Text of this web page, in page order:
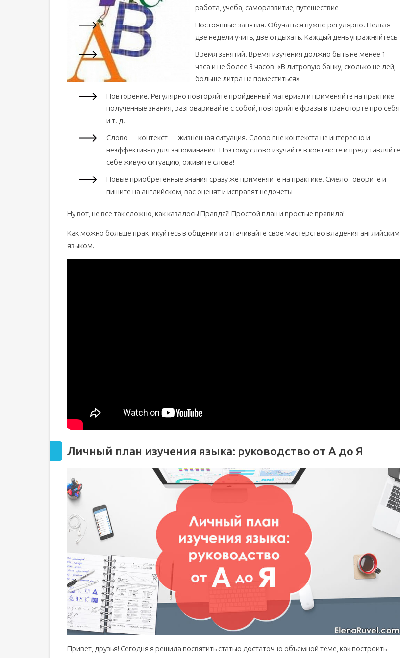
работа, учеба, саморазвитие, путешествие
Постоянные занятия. Обучаться нужно регулярно. Нельзя
две недели учить, две отдыхать. Каждый день упражняйтесь
Время занятий. Время изучения должно быть не менее 1
часа и не более 3 часов. «В литровую банку, сколько не лей,
больше литра не поместиться»
Повторение. Регулярно повторяйте пройденный материал и применяйте на практике
полученные знания, разговаривайте с собой, повторяйте фразы в транспорте про себя
и т. д.
Слово — контекст — жизненная ситуация. Слово вне контекста не интересно и
неэффективно для запоминания. Поэтому слово изучайте в контексте и представляйте
себе живую ситуацию, оживите слова!
Новые приобретенные знания сразу же применяйте на практике. Смело говорите и
пишите на английском, вас оценят и исправят недочеты
Ну вот, не все так сложно, как казалось! Правда?! Простой план и простые правила!
Как можно больше практикуйтесь в общении и оттачивайте свое мастерство владения английским
языком.
Личный план изучения языка: руководство от А до Я
Привет, друзья! Сегодня я решила посвятить статью достаточно объемной теме, как построить